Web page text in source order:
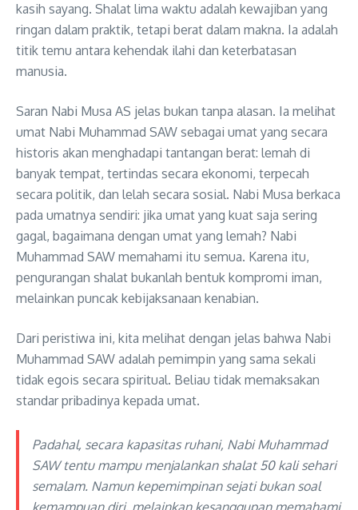
kasih sayang. Shalat lima waktu adalah kewajiban yang
ringan dalam praktik, tetapi berat dalam makna. Ia adalah
titik temu antara kehendak ilahi dan keterbatasan
manusia.
Saran Nabi Musa AS jelas bukan tanpa alasan. Ia melihat
umat Nabi Muhammad SAW sebagai umat yang secara
historis akan menghadapi tantangan berat: lemah di
banyak tempat, tertindas secara ekonomi, terpecah
secara politik, dan lelah secara sosial. Nabi Musa berkaca
pada umatnya sendiri: jika umat yang kuat saja sering
gagal, bagaimana dengan umat yang lemah? Nabi
Muhammad SAW memahami itu semua. Karena itu,
pengurangan shalat bukanlah bentuk kompromi iman,
melainkan puncak kebijaksanaan kenabian.
Dari peristiwa ini, kita melihat dengan jelas bahwa Nabi
Muhammad SAW adalah pemimpin yang sama sekali
tidak egois secara spiritual. Beliau tidak memaksakan
standar pribadinya kepada umat.
Padahal, secara kapasitas ruhani, Nabi Muhammad
SAW tentu mampu menjalankan shalat 50 kali sehari
semalam. Namun kepemimpinan sejati bukan soal
kemampuan diri, melainkan kesanggupan memahami